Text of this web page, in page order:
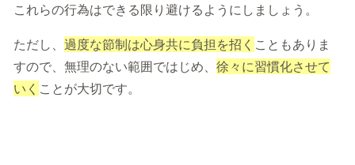
これらの行為はできる限り避けるようにしましょう。
ただし、 過度な節制は心身共に負担を招く こともありま
すので、無理のない範囲ではじめ、 徐々に習慣化させて
いく ことが大切です。